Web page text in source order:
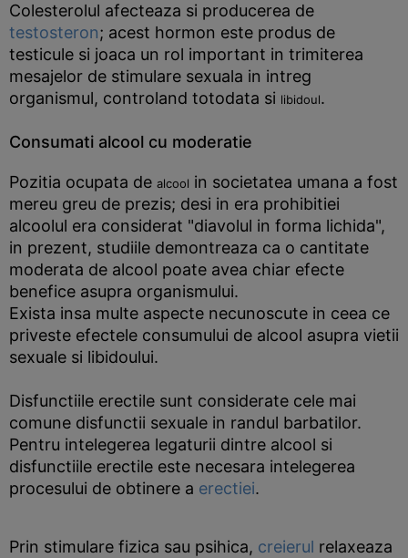
Colesterolul afecteaza si producerea de
testosteron; acest hormon este produs de
testicule si joaca un rol important in trimiterea
mesajelor de stimulare sexuala in intreg
organismul, controland totodata si libidoul.
Consumati alcool cu moderatie
Pozitia ocupata de alcool in societatea umana a fost
mereu greu de prezis; desi in era prohibitiei
alcoolul era considerat "diavolul in forma lichida",
in prezent, studiile demontreaza ca o cantitate
moderata de alcool poate avea chiar efecte
benefice asupra organismului.
Exista insa multe aspecte necunoscute in ceea ce
priveste efectele consumului de alcool asupra vietii
sexuale si libidoului.
Disfunctiile erectile sunt considerate cele mai
comune disfunctii sexuale in randul barbatilor.
Pentru intelegerea legaturii dintre alcool si
disfunctiile erectile este necesara intelegerea
procesului de obtinere a erectiei.
Prin stimulare fizica sau psihica, creierul relaxeaza